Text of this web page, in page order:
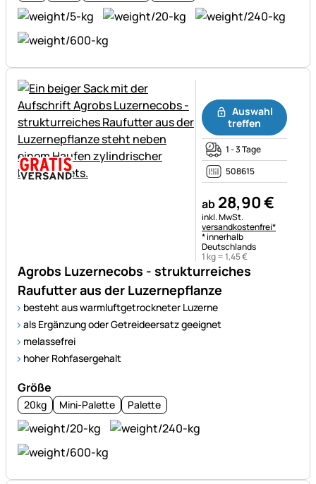
Agrobs Luzernecobs - strukturreiches
Raufutter aus der Luzernepflanze
besteht aus warmluftgetrockneter Luzerne
als Ergänzung oder Getreideersatz geeignet
melassefrei
hoher Rohfasergehalt
Größe
20kg Mini-Palette Palette
Auswahl
treffen
1 - 3 Tage
508615
ab 28,90€
Steuerhinweis:
inkl. MwSt.
versandkostenfrei*
* innerhalb
Deutschlands
1 kg =1,45€